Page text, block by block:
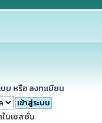
บบ หรือ ลงทะเบียน
ในเซสชั่น